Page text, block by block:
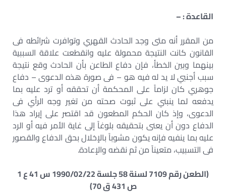
القاعدة : –
من المقرر أنه متى وجد الحادث القهري وتوافرت شرائطه فى
القانون كانت النتيجة محمولة عليه وانقطعت علاقة السببية
بينهما وبين الخطأ، فإن دفاع الطاعن بأن الحادث وقع نتيجة
سبب أجنبي لا يد له فيه هو – فى صورة هذه الدعوى – دفاع
جوهري كان لزاماً على المحكمة أن تحققه أو ترد عليه بما
يدفعه لما ينبني على ثبوت صحته من تغير وجه الرأي فى
الدعوى، وإذ كان الحكم المطعون قد اقتصر على إيراد هذا
الدفاع دون أن يعنى بتحقيقه بلوغاً إلى غاية الأمر فيه أو الرد
عليه بما ينفيه فإنه يكون مشوباً بالإخلال بحق الدفاع والقصور
فى التسبيب، متعيناً من ثم نقضه والإعادة.
(الطعن رقم 7109 لسنة 58 جلسة 1990/02/22 س 41 ع 1
ص 431 ق 70)